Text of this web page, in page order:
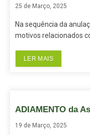
25 de Março, 2025
Na sequência da
motivos relacionados
LER MAIS
ADIAMENTO da
19 de Março, 2025